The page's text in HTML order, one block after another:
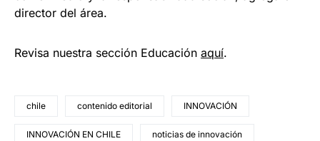
director del área.
Revisa nuestra sección Educación aquí.
chile contenido editorial INNOVACIÓN
INNOVACIÓN EN CHILE noticias de innovación